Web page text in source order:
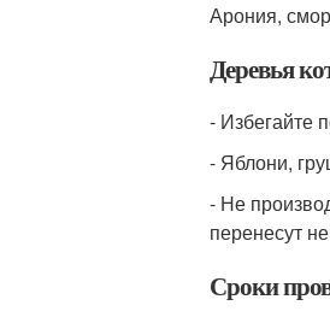
Арония,
Деревья
- Избегайте
- Яблони,
- Не
перенесут
Сроки